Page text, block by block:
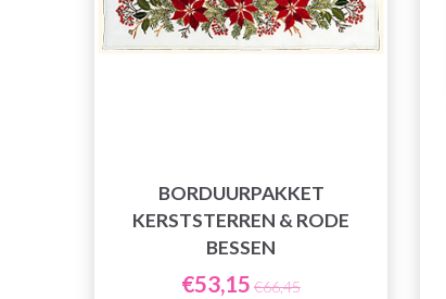
BORDUURPAKKET
KERSTSTERREN & RODE
BESSEN
€53,15 €66,45